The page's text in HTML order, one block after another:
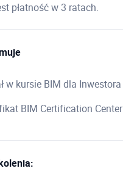
płatność w 3 ratach.
w kursie BIM dla Inwestora
BIM Certification Center